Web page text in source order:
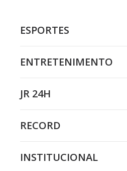
ESPORTES
ENTRETENIMENTO
JR 24H
RECORD
INSTITUCIONAL